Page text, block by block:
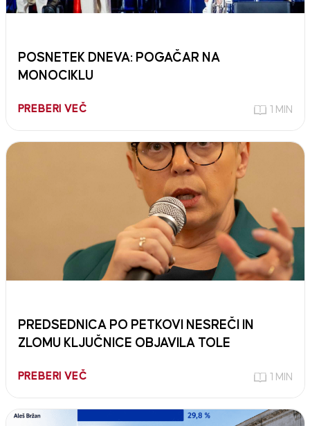
POSNETEK DNEVA: POGAČAR NA
MONOCIKLU
PREBERI VEČ 1 MIN
PREDSEDNICA PO PETKOVI NESREČI IN
ZLOMU KLJUČNICE OBJAVILA TOLE
PREBERI VEČ 1 MIN